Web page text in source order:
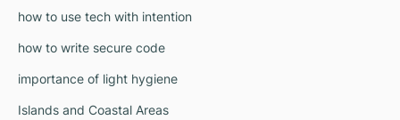
how to use tech with intention
how to write secure code
importance of light hygiene
Islands and Coastal Areas